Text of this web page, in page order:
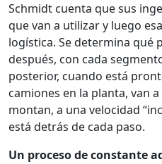
Schmidt cuenta que sus
que van a utilizar y luego
logística. Se determina qué
después, con cada
posterior, cuando está
camiones en la planta, van
montan, a una velocidad
está detrás de cada paso.
Un proceso de constante